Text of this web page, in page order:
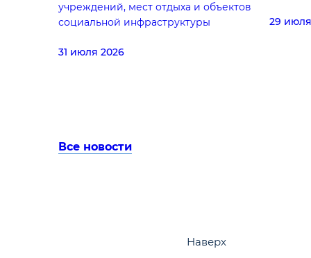
учреждений, мест отдыха и объектов
социальной инфраструктуры
31 июля 2026
29
Все новости
Наверх